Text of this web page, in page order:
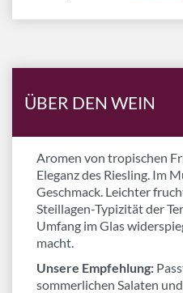
ÜBER DEN WEIN
Aromen von tropischen
Eleganz des Riesling. Im
Geschmack. Leichter
Steillagen-Typizität der
Umfang im Glas
macht.
Unsere Empfehlung:
sommerlichen Salaten